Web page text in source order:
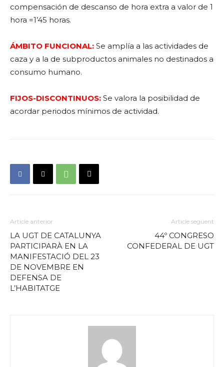
compensación de descanso de hora extra a valor de 1
hora =1’45 horas.
ÁMBITO FUNCIONAL: Se amplía a las actividades de
caza y a la de subproductos animales no destinados a
consumo humano.
FIJOS-DISCONTINUOS: Se valora la posibilidad de
acordar periodos mínimos de actividad.
Article anterior
LA UGT DE CATALUNYA
PARTICIPARÀ EN LA
MANIFESTACIÓ DEL 23
DE NOVEMBRE EN
DEFENSA DE
L’HABITATGE
Article següent
44º CONGRESO
CONFEDERAL DE UGT